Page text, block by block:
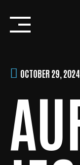
content
OCTOBER 29, 2024